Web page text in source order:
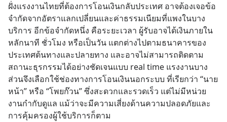
ฝั่งแรงงานไทยที่ต้องการโอนเงินกลับประเทศ อาจต้องเจอข้อ
จำกัดจากอัตราแลกเปลี่ยนและค่าธรรมเนียมที่แพงในบาง
บริการ อีกข้อจำกัดหนึ่ง คือระยะเวลา ผู้รับอาจได้เงินภายใน
หลักนาที ชั่วโมง หรือเป็นวัน แตกต่างไปตามธนาคารของ
ประเทศต้นทางและปลายทาง และอาจไม่สามารถติดตาม
สถานะธุรกรรมได้อย่างชัดเจนแบบ real time แรงงานบาง
ส่วนจึงเลือกใช้ช่องทางการโอนเงินนอกระบบ ที่เรียกว่า “นาย
หน้า” หรือ “โพยก๊วน” ซึ่งสะดวกและรวดเร็ว แต่ไม่มีหน่วย
งานกำกับดูแล แม้ว่าจะมีความเสี่ยงด้านความปลอดภัยและ
การคุ้มครองผู้ใช้บริการก็ตาม